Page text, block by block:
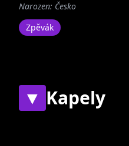
Narozen: Česko
Zpěvák
▼ Kapely